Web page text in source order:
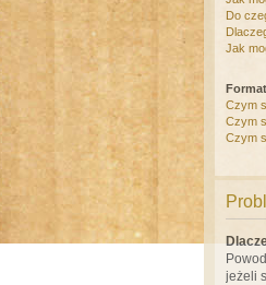
Do
Jak
Czym
Czym
Czym
jeżeli